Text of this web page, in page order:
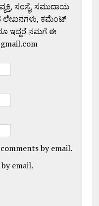
ಸಂಸ್ಥೆ, ಸಮುದಾಯ
ಲೇಖನಗಳು, ಕಮೆಂಟ್
ಇದ್ದರೆ ನಮಗೆ ಈ
by email.
email.